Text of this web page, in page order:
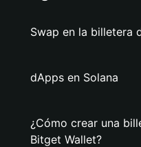
Swap en la billetera
dApps en Solana
¿Cómo crear una
Bitget Wallet?